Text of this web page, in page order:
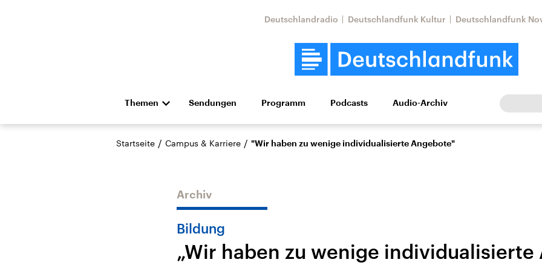
Deutschlandradio Deutschlandfunk Kultur Deutschlandfunk
Themen
Die Nachrichten Politik Wirtschaft Wissen Kultur Europa
Hörspiel und Feature Musik
Landtagswahl Sachsen-
Anhalt 2026
USA
Nahostkonflikt
Aktuelle Lage und
Iran
Sendungen Programm Podcasts Audio-Archiv
Startseite / Campus & Karriere / "Wir haben zu wenige individualisierte Angebote"
Archiv
Bildung
„Wir haben zu wenige individualisierte